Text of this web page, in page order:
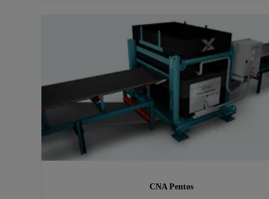
CNA Pentos